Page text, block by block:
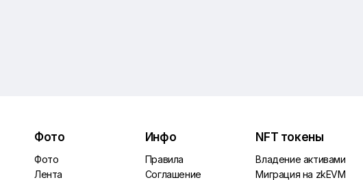
Фото
Фото
Лента
Инфо
Правила
Соглашение
NFT токены
Владение активами
Миграция на zkEVM